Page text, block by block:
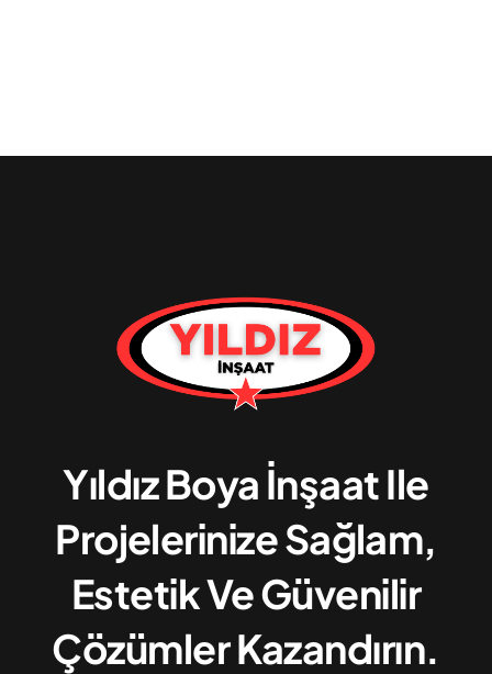
Yıldız Boya İnşaat Ile
Projelerinize Sağlam,
Estetik Ve Güvenilir
Çözümler Kazandırın.